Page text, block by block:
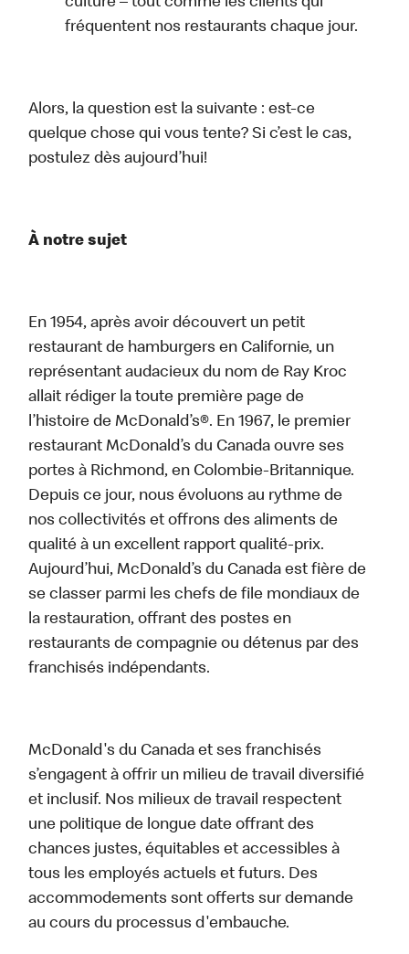
fréquentent nos restaurants chaque jour.
Alors, la question est la suivante : est-ce
quelque chose qui vous tente? Si c’est le cas,
postulez dès aujourd’hui!
À notre sujet
En 1954, après avoir découvert un petit
restaurant de hamburgers en Californie, un
représentant audacieux du nom de Ray Kroc
allait rédiger la toute première page de
l’histoire de McDonald’s®. En 1967, le premier
restaurant McDonald’s du Canada ouvre ses
portes à Richmond, en Colombie-Britannique.
Depuis ce jour, nous évoluons au rythme de
nos collectivités et offrons des aliments de
qualité à un excellent rapport qualité-prix.
Aujourd’hui, McDonald’s du Canada est fière de
se classer parmi les chefs de file mondiaux de
la restauration, offrant des postes en
restaurants de compagnie ou détenus par des
franchisés indépendants.
McDonald's du Canada et ses franchisés
s’engagent à offrir un milieu de travail diversifié
et inclusif. Nos milieux de travail respectent
une politique de longue date offrant des
chances justes, équitables et accessibles à
tous les employés actuels et futurs. Des
accommodements sont offerts sur demande
au cours du processus d'embauche.